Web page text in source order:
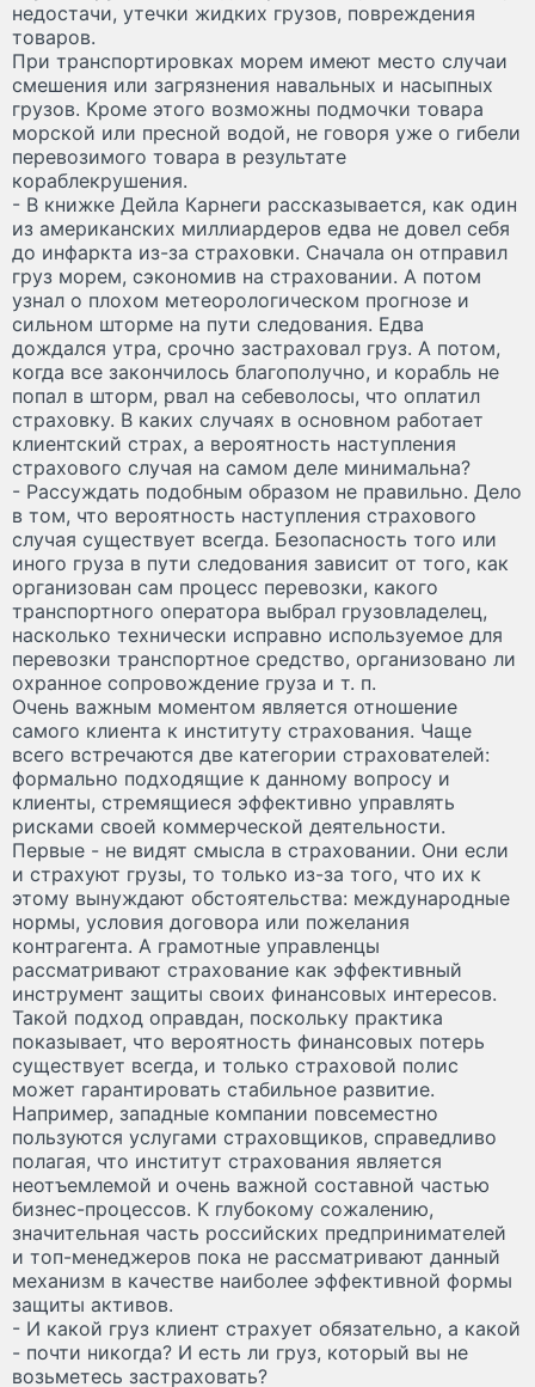
недостачи, утечки жидких грузов, повреждения
товаров.
При транспортировках морем имеют место случаи
смешения или загрязнения навальных и насыпных
грузов. Кроме этого возможны подмочки товара
морской или пресной водой, не говоря уже о гибели
перевозимого товара в результате
кораблекрушения.
- В книжке Дейла Карнеги рассказывается, как один
из американских миллиардеров едва не довел себя
до инфаркта из-за страховки. Сначала он отправил
груз морем, сэкономив на страховании. А потом
узнал о плохом метеорологическом прогнозе и
сильном шторме на пути следования. Едва
дождался утра, срочно застраховал груз. А потом,
когда все закончилось благополучно, и корабль не
попал в шторм, рвал на себеволосы, что оплатил
страховку. В каких случаях в основном работает
клиентский страх, а вероятность наступления
страхового случая на самом деле минимальна?
- Рассуждать подобным образом не правильно. Дело
в том, что вероятность наступления страхового
случая существует всегда. Безопасность того или
иного груза в пути следования зависит от того, как
организован сам процесс перевозки, какого
транспортного оператора выбрал грузовладелец,
насколько технически исправно используемое для
перевозки транспортное средство, организовано ли
охранное сопровождение груза и т. п.
Очень важным моментом является отношение
самого клиента к институту страхования. Чаще
всего встречаются две категории страхователей:
формально подходящие к данному вопросу и
клиенты, стремящиеся эффективно управлять
рисками своей коммерческой деятельности.
Первые - не видят смысла в страховании. Они если
и страхуют грузы, то только из-за того, что их к
этому вынуждают обстоятельства: международные
нормы, условия договора или пожелания
контрагента. А грамотные управленцы
рассматривают страхование как эффективный
инструмент защиты своих финансовых интересов.
Такой подход оправдан, поскольку практика
показывает, что вероятность финансовых потерь
существует всегда, и только страховой полис
может гарантировать стабильное развитие.
Например, западные компании повсеместно
пользуются услугами страховщиков, справедливо
полагая, что институт страхования является
неотъемлемой и очень важной составной частью
бизнес-процессов. К глубокому сожалению,
значительная часть российских предпринимателей
и топ-менеджеров пока не рассматривают данный
механизм в качестве наиболее эффективной формы
защиты активов.
- И какой груз клиент страхует обязательно, а какой
- почти никогда? И есть ли груз, который вы не
возьметесь застраховать?